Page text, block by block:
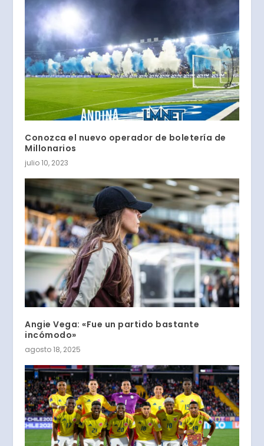
Conozca el nuevo operador de boletería de
Millonarios
julio 10, 2023
Angie Vega: «Fue un partido bastante
incómodo»
agosto 18, 2025